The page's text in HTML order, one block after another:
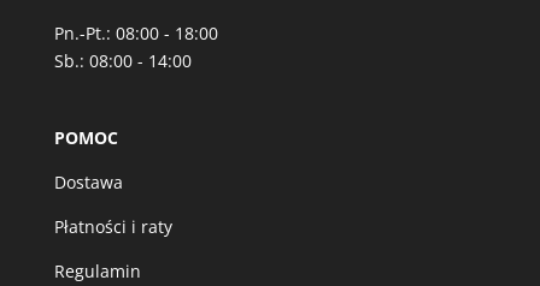
Pn.-Pt.: 08:00 - 18:00
Sb.: 08:00 - 14:00
POMOC
Dostawa
Płatności i raty
Regulamin